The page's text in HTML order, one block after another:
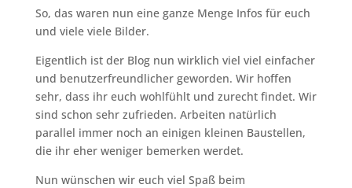
So, das waren nun eine ganze Menge Infos für euch
und viele viele Bilder.
Eigentlich ist der Blog nun wirklich viel viel einfacher
und benutzerfreundlicher geworden. Wir hoffen
sehr, dass ihr euch wohlfühlt und zurecht findet. Wir
sind schon sehr zufrieden. Arbeiten natürlich
parallel immer noch an einigen kleinen Baustellen,
die ihr eher weniger bemerken werdet.
Nun wünschen wir euch viel Spaß beim